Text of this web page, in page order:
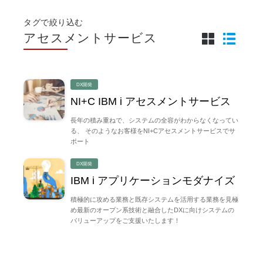
タグで絞り込む
アセスメントサービス
DX開発
NI+C IBM i アセスメントサービス
長年の積み重ねで、システムの全容がわからなくなってい
る、 そのようなお客様をNI+Cアセスメントサービスでサ
ポート
DX開発
IBM i アプリケーションモダナイズ
積極的に攻める業務と既存システムを活用する業務を見極
め最新のオープン系技術と融合したDXに向けシステムの
バリューアップをご支援いたします！